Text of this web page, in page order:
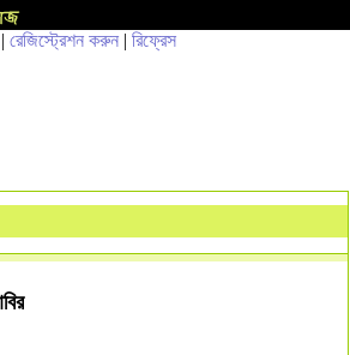
| রেজিস্ট্রেশন করুন | রিফ্রেস